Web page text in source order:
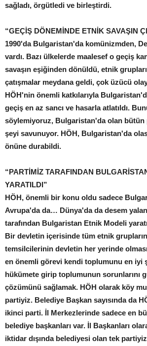
sağladı, örgütledi ve birleştirdi.
“GEÇİŞ DÖNEMİNDE ETNİK SAVAŞIN
1990'da Bulgaristan'da komünizmden,
vardı. Bazı ülkelerde maalesef o geçiş
savaşın eşiğinden dönüldü, etnik
çatışmalar meydana geldi, çok üzücü
HÖH'nin önemli katkılarıyla
geçiş en az sancı ve hasarla atlatıldı.
söylemiyoruz, Bulgaristan'da olan bütün
şeyi savunuyor. HÖH, Bulgaristan'da
önüne durabildi.
“PARTİMİZ TARAFINDAN
YARATILDI”
HÖH, önemli bir konu oldu sadece
Avrupa'da da… Dünya'da da desem
tarafından Bulgaristan Etnik Modeli
Bir devletin içerisinde tüm etnik
temsilcilerinin devletin her yerinde
en önemli görevi kendi toplumunu en iyi
hükümete girip toplumunun sorunlarını
çözümünü sağlamak. HÖH olarak köy
partiyiz. Belediye Başkan sayısında da
ikinci parti. İl Merkezlerinde sadece en
belediye başkanları var. İl Başkanları
iktidar dışında belediyesi olan tek